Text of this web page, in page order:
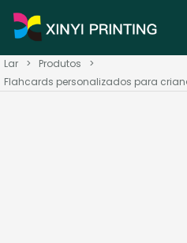
Lar > Produtos
>
Flahcards personalizados para